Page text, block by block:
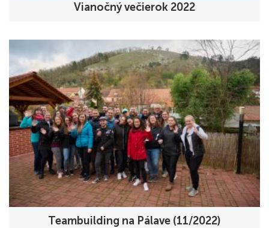
Vianočný večierok 2022
Teambuilding na Pálave (11/2022)